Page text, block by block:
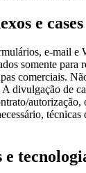
e cases
e-mail e
somente para
comerciais.
divulgação de
autorização,
e